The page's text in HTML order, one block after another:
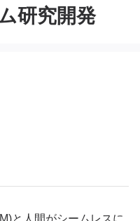
研究開発
と人間がシームレスに